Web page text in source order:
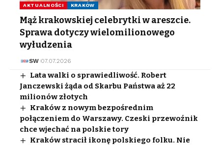
AKTUALNOŚCI KRAKÓW
Mąż krakowskiej celebrytki w areszcie.
Sprawa dotyczy wielomilionowego
wyłudzenia
SW 07.07.2026
Lata walki o sprawiedliwość. Robert
Janczewski żąda od Skarbu Państwa aż 22
milionów złotych
Kraków z nowym bezpośrednim
połączeniem do Warszawy. Czeski przewoźnik
chce wjechać na polskie tory
Kraków stracił ikonę polskiego folku. Nie